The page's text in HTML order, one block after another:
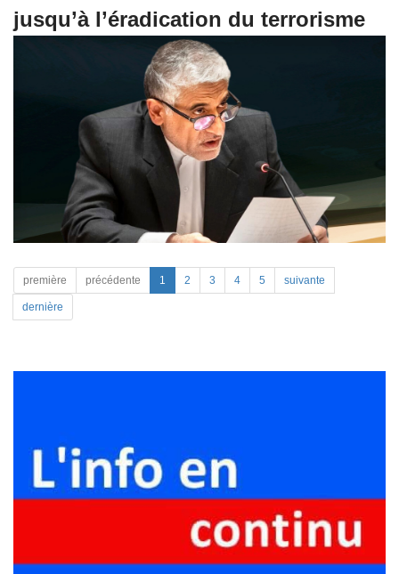
jusqu’à l’éradication du terrorisme
première précédente 1 2 3 4 5 suivante
dernière